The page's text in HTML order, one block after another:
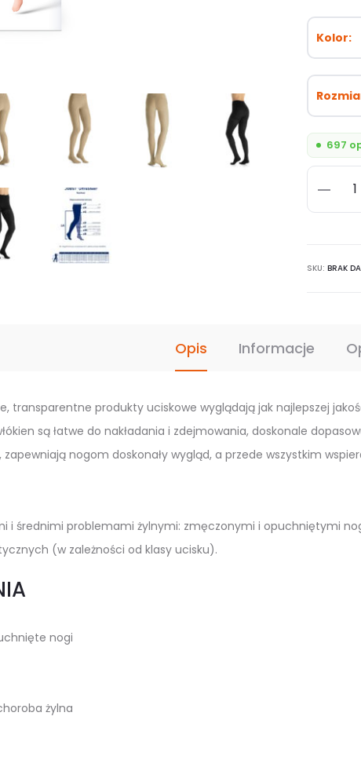
Kolor
697
SKU: BRAK
Opis Informacje
transparentne produkty uciskowe wyglądają jak najlepszej
są łatwe do nakładania i zdejmowania, doskonale
nogom doskonały wygląd, a przede wszystkim
i średnimi problemami żylnymi: zmęczonymi i opuchniętymi
(w zależności od klasy ucisku).
nogi
żylna